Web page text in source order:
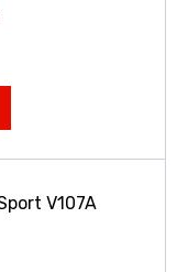
V107A